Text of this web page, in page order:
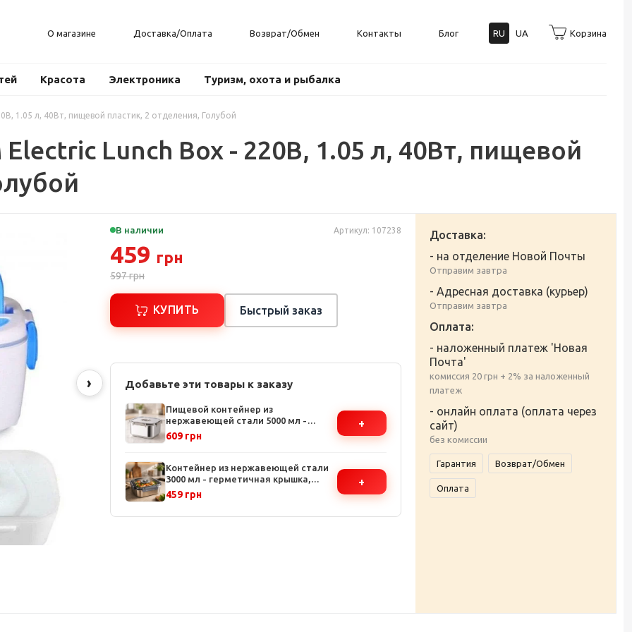
О магазине Доставка/Оплата Возврат/Обмен Контакты Блог RU UA Корзина
Красота Электроника Туризм, охота и рыбалка
1.05 л, 40Вт, пищевой пластик, 2 отделения, Голубой
Lunch Box - 220В, 1.05 л, 40Вт, пищевой
›
В наличии Артикул: 107238
459 грн
597грн
КУПИТЬ Быстрый заказ
Добавьте эти товары к заказу
Пищевой контейнер из
нержавеющей стали 5000 мл -
квадратная форма, с крышкой,
устойчив к коррозии, для дома и
609 грн
+
Контейнер из нержавеющей стали
3000 мл - герметичная крышка,
квадратная форма, устойчив к
коррозии
459 грн
+
Доставка:
- на отделение Новой Почты
Отправим завтра
- Адресная доставка (курьер)
Отправим завтра
Оплата:
- наложенный платеж 'Новая
Почта'
комиссия 20 грн + 2% за наложенный
платеж
- онлайн оплата (оплата через
сайт)
без комиссии
Гарантия Возврат/Обмен
Оплата